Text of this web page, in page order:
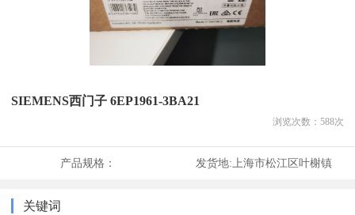
SIEMENS西门子 6EP1961-3BA21
浏览次数： 588次
产品规格： 发货地: 上海市松江区叶榭镇
关键词